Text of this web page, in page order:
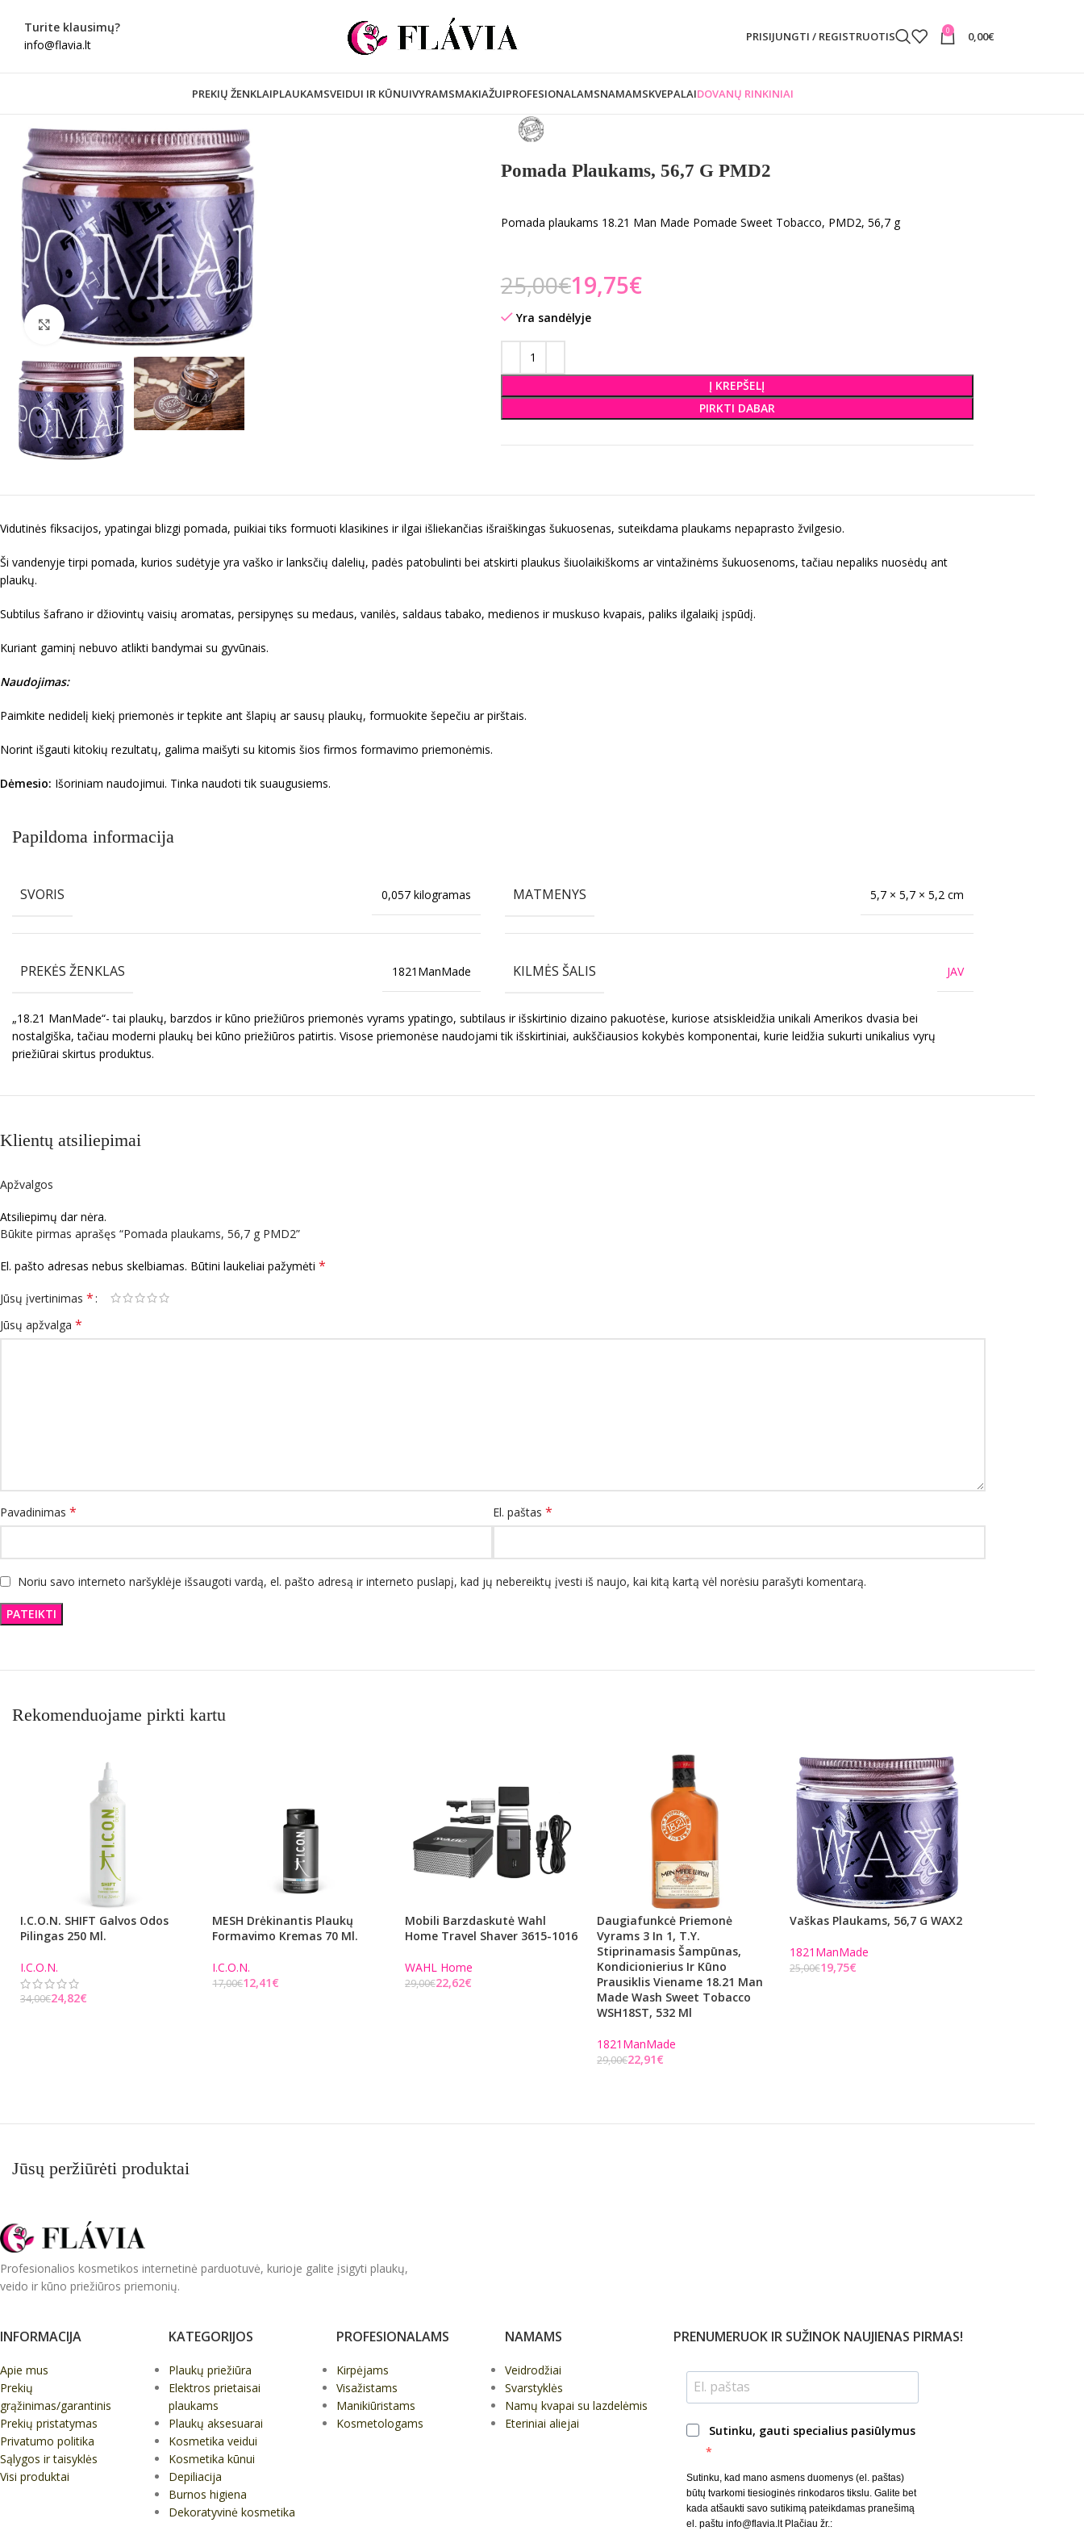
Turite klausimų?
info@flavia.lt
PRISIJUNGTI / REGISTRUOTIS 0 0,00€
PREKIŲ ŽENKLAIPLAUKAMSVEIDUI IR KŪNUIVYRAMSMAKIAŽUIPROFESIONALAMSNAMAMSKVEPALAIDOVANŲ RINKINIAI
Spustelėkite norėdami padidinti
Pomada Plaukams, 56,7 G PMD2
Pomada plaukams 18.21 Man Made Pomade Sweet Tobacco, PMD2, 56,7 g
25,00€19,75€
Yra sandėlyje
Į KREPŠELĮ
PIRKTI DABAR
Vidutinės fiksacijos, ypatingai blizgi pomada, puikiai tiks formuoti klasikines ir ilgai išliekančias išraiškingas šukuosenas, suteikdama plaukams nepaprasto žvilgesio.
Ši vandenyje tirpi pomada, kurios sudėtyje yra vaško ir lanksčių dalelių, padės patobulinti bei atskirti plaukus šiuolaikiškoms ar vintažinėms šukuosenoms, tačiau nepaliks nuosėdų ant
plaukų.
Subtilus šafrano ir džiovintų vaisių aromatas, persipynęs su medaus, vanilės, saldaus tabako, medienos ir muskuso kvapais, paliks ilgalaikį įspūdį.
Kuriant gaminį nebuvo atlikti bandymai su gyvūnais.
Naudojimas:
Paimkite nedidelį kiekį priemonės ir tepkite ant šlapių ar sausų plaukų, formuokite šepečiu ar pirštais.
Norint išgauti kitokių rezultatų, galima maišyti su kitomis šios firmos formavimo priemonėmis.
Dėmesio: Išoriniam naudojimui. Tinka naudoti tik suaugusiems.
Papildoma informacija
SVORIS 0,057 kilogramas MATMENYS 5,7 × 5,7 × 5,2 cm
PREKĖS ŽENKLAS 1821ManMade KILMĖS ŠALIS JAV
„18.21 ManMade“- tai plaukų, barzdos ir kūno priežiūros priemonės vyrams ypatingo, subtilaus ir išskirtinio dizaino pakuotėse, kuriose atsiskleidžia unikali Amerikos dvasia bei
nostalgiška, tačiau moderni plaukų bei kūno priežiūros patirtis. Visose priemonėse naudojami tik išskirtiniai, aukščiausios kokybės komponentai, kurie leidžia sukurti unikalius vyrų
priežiūrai skirtus produktus.
Klientų atsiliepimai
Apžvalgos
Atsiliepimų dar nėra.
Būkite pirmas aprašęs “Pomada plaukams, 56,7 g PMD2”
El. pašto adresas nebus skelbiamas. Būtini laukeliai pažymėti *
Jūsų įvertinimas *
Jūsų apžvalga *
Pavadinimas * El. paštas *
Noriu savo interneto naršyklėje išsaugoti vardą, el. pašto adresą ir interneto puslapį, kad jų nebereiktų įvesti iš naujo, kai kitą kartą vėl norėsiu parašyti komentarą.
Rekomenduojame pirkti kartu
I.C.O.N. SHIFT Galvos Odos
Pilingas 250 Ml.
I.C.O.N.
34,00€24,82€
MESH Drėkinantis Plaukų
Formavimo Kremas 70 Ml.
I.C.O.N.
17,00€12,41€
Mobili Barzdaskutė Wahl
Home Travel Shaver 3615-1016
WAHL Home
29,00€22,62€
Daugiafunkcė Priemonė
Vyrams 3 In 1, T.y.
Stiprinamasis Šampūnas,
Kondicionierius Ir Kūno
Prausiklis Viename 18.21 Man
Made Wash Sweet Tobacco
WSH18ST, 532 Ml
1821ManMade
29,00€22,91€
Vaškas Plaukams, 56,7 G WAX2
1821ManMade
25,00€19,75€
Jūsų peržiūrėti produktai
Profesionalios kosmetikos internetinė parduotuvė, kurioje galite įsigyti plaukų,
veido ir kūno priežiūros priemonių.
INFORMACIJA
Apie mus
Prekių
grąžinimas/garantinis
Prekių pristatymas
Privatumo politika
Sąlygos ir taisyklės
Visi produktai
KATEGORIJOS
Plaukų priežiūra
Elektros prietaisai
plaukams
Plaukų aksesuarai
Kosmetika veidui
Kosmetika kūnui
Depiliacija
Burnos higiena
Dekoratyvinė kosmetika
PROFESIONALAMS
Kirpėjams
Visažistams
Manikiūristams
Kosmetologams
NAMAMS
Veidrodžiai
Svarstyklės
Namų kvapai su lazdelėmis
Eteriniai aliejai
PRENUMERUOK IR SUŽINOK NAUJIENAS PIRMAS!
Sutinku, gauti specialius pasiūlymus
Sutinku, kad mano asmens duomenys (el. paštas)
būtų tvarkomi tiesioginės rinkodaros tikslu. Galite bet
kada atšaukti savo sutikimą pateikdamas pranešimą
el. paštu info@flavia.lt Plačiau žr.: